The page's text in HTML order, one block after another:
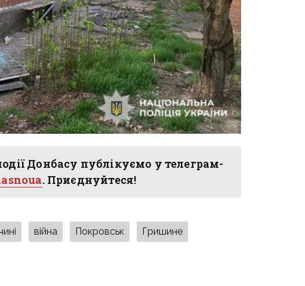
Донбасу публікуємо у телеграм-
. Приєднуйтеся!
війна Покровськ Гришине